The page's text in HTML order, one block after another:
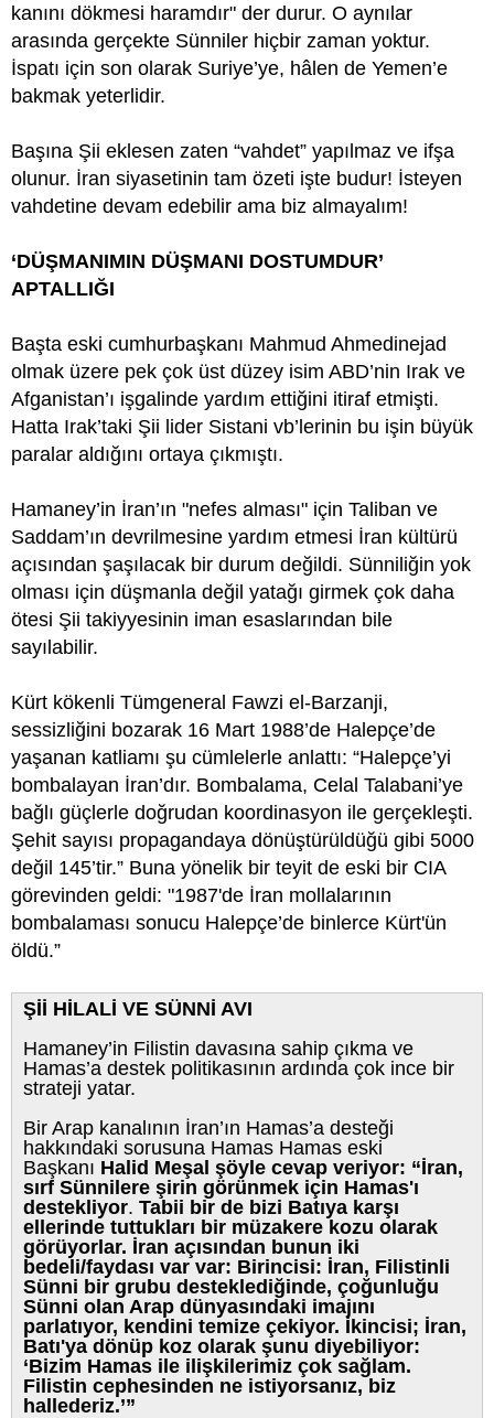
kanını dökmesi haramdır" der durur. O aynılar
arasında gerçekte Sünniler hiçbir zaman yoktur.
İspatı için son olarak Suriye’ye, hâlen de Yemen’e
bakmak yeterlidir.
Başına Şii eklesen zaten “vahdet” yapılmaz ve ifşa
olunur. İran siyasetinin tam özeti işte budur! İsteyen
vahdetine devam edebilir ama biz almayalım!
‘DÜŞMANIMIN DÜŞMANI DOSTUMDUR’
APTALLIĞI
Başta eski cumhurbaşkanı Mahmud Ahmedinejad
olmak üzere pek çok üst düzey isim ABD’nin Irak ve
Afganistan’ı işgalinde yardım ettiğini itiraf etmişti.
Hatta Irak’taki Şii lider Sistani vb’lerinin bu işin büyük
paralar aldığını ortaya çıkmıştı.
Hamaney’in İran’ın "nefes alması" için Taliban ve
Saddam’ın devrilmesine yardım etmesi İran kültürü
açısından şaşılacak bir durum değildi. Sünniliğin yok
olması için düşmanla değil yatağı girmek çok daha
ötesi Şii takiyyesinin iman esaslarından bile
sayılabilir.
Kürt kökenli Tümgeneral Fawzi el-Barzanji,
sessizliğini bozarak 16 Mart 1988’de Halepçe’de
yaşanan katliamı şu cümlelerle anlattı: “Halepçe’yi
bombalayan İran’dır. Bombalama, Celal Talabani’ye
bağlı güçlerle doğrudan koordinasyon ile gerçekleşti.
Şehit sayısı propagandaya dönüştürüldüğü gibi 5000
değil 145’tir.” Buna yönelik bir teyit de eski bir CIA
görevinden geldi: "1987'de İran mollalarının
bombalaması sonucu Halepçe’de binlerce Kürt'ün
öldü.”
Şİİ HİLALİ VE SÜNNİ AVI
Hamaney’in Filistin davasına sahip çıkma ve
Hamas’a destek politikasının ardında çok ince bir
strateji yatar.
Bir Arap kanalının İran’ın Hamas’a desteği
hakkındaki sorusuna Hamas Hamas eski
Başkanı Halid Meşal şöyle cevap veriyor: “İran,
sırf Sünnilere şirin görünmek için Hamas'ı
destekliyor. Tabii bir de bizi Batıya karşı
ellerinde tuttukları bir müzakere kozu olarak
görüyorlar. İran açısından bunun iki
bedeli/faydası var var: Birincisi: İran, Filistinli
Sünni bir grubu desteklediğinde, çoğunluğu
Sünni olan Arap dünyasındaki imajını
parlatıyor, kendini temize çekiyor. İkincisi; İran,
Batı'ya dönüp koz olarak şunu diyebiliyor:
‘Bizim Hamas ile ilişkilerimiz çok sağlam.
Filistin cephesinden ne istiyorsanız, biz
hallederiz.’”